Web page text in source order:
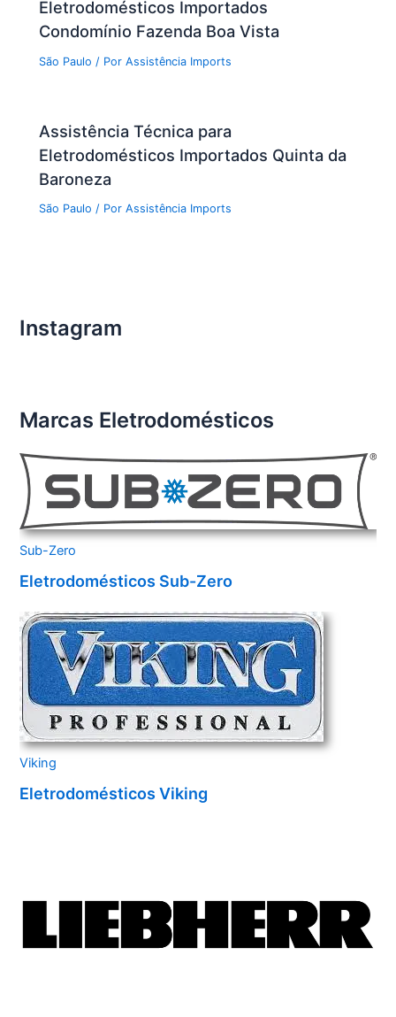
Eletrodomésticos Importados
Condomínio Fazenda Boa Vista
São Paulo / PorAssistência Imports
Assistência Técnica para
Eletrodomésticos Importados Quinta da
Baroneza
São Paulo / PorAssistência Imports
Instagram
Marcas Eletrodomésticos
Sub-Zero
Eletrodomésticos Sub-Zero
Viking
Eletrodomésticos Viking